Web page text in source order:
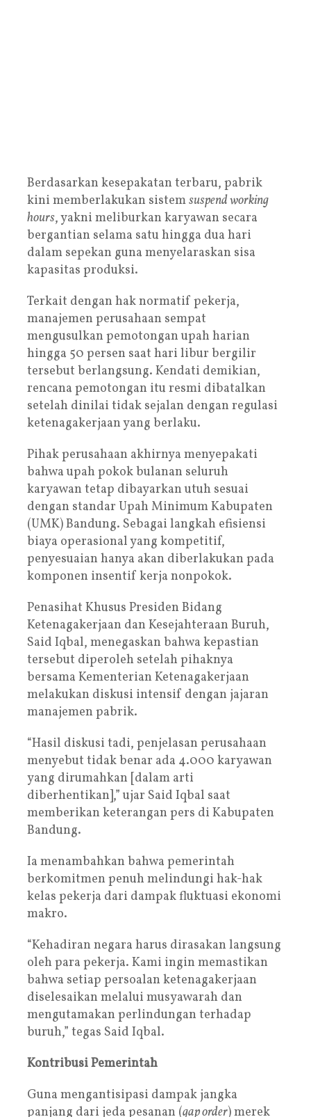
Berdasarkan kesepakatan terbaru, pabrik
kini memberlakukan sistemsuspend working
hours, yakni meliburkan karyawan secara
bergantian selama satu hingga dua hari
dalam sepekan guna menyelaraskan sisa
kapasitas produksi.
Terkait dengan hak normatif pekerja,
manajemen perusahaan sempat
mengusulkan pemotongan upah harian
hingga 50 persen saat hari libur bergilir
tersebut berlangsung. Kendati demikian,
rencana pemotongan itu resmi dibatalkan
setelah dinilai tidak sejalan dengan regulasi
ketenagakerjaan yang berlaku.
Pihak perusahaan akhirnya menyepakati
bahwa upah pokok bulanan seluruh
karyawan tetap dibayarkan utuh sesuai
dengan standar Upah Minimum Kabupaten
(UMK) Bandung. Sebagai langkah efisiensi
biaya operasional yang kompetitif,
penyesuaian hanya akan diberlakukan pada
komponen insentif kerja nonpokok.
Penasihat Khusus Presiden Bidang
Ketenagakerjaan dan Kesejahteraan Buruh,
Said Iqbal, menegaskan bahwa kepastian
tersebut diperoleh setelah pihaknya
bersama Kementerian Ketenagakerjaan
melakukan diskusi intensif dengan jajaran
manajemen pabrik.
“Hasil diskusi tadi, penjelasan perusahaan
menyebut tidak benar ada 4.000 karyawan
yang dirumahkan [dalam arti
diberhentikan],” ujar Said Iqbal saat
memberikan keterangan pers di Kabupaten
Bandung.
Ia menambahkan bahwa pemerintah
berkomitmen penuh melindungi hak-hak
kelas pekerja dari dampak fluktuasi ekonomi
makro.
“Kehadiran negara harus dirasakan langsung
oleh para pekerja. Kami ingin memastikan
bahwa setiap persoalan ketenagakerjaan
diselesaikan melalui musyawarah dan
mengutamakan perlindungan terhadap
buruh,” tegas Said Iqbal.
Kontribusi Pemerintah
Guna mengantisipasi dampak jangka
panjang dari jeda pesanan (gap order) merek